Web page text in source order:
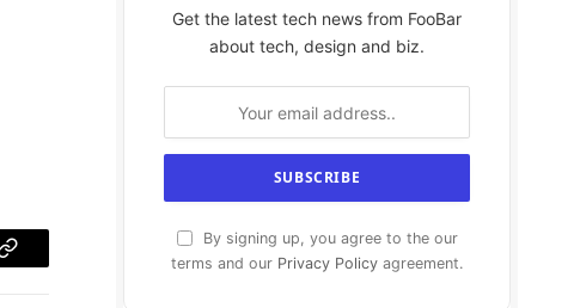
Copy
Get the latest tech news from FooBar
about tech, design and biz.
By signing up, you agree to the our
terms and our Privacy Policy agreement.